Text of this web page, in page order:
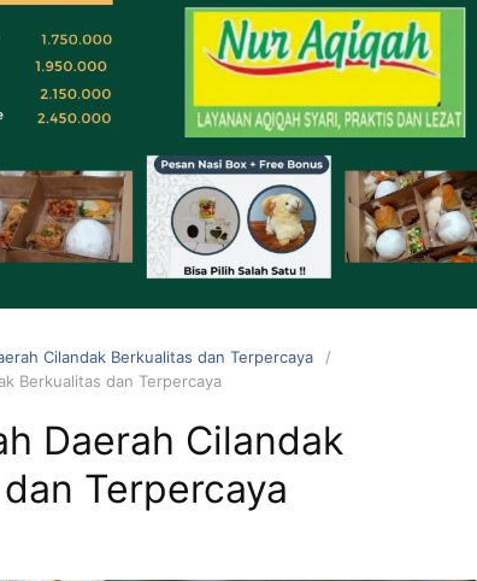
Cilandak Berkualitas dan Terpercaya
Berkualitas dan Terpercaya
Daerah Cilandak
Terpercaya